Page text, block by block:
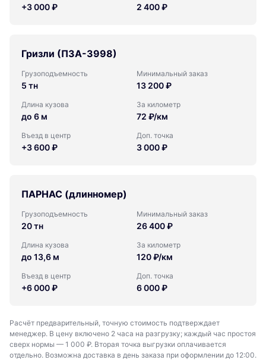
+3 000 ₽ 2 400 ₽
Гризли (ПЗА-3998)
Грузоподъемность
5 тн
Минимальный заказ
13 200 ₽
Длина кузова
до 6 м
За километр
72 ₽/км
Въезд в центр
+3 600 ₽
Доп. точка
3 000 ₽
ПАРНАС (длинномер)
Грузоподъемность
20 тн
Минимальный заказ
26 400 ₽
Длина кузова
до 13,6 м
За километр
120 ₽/км
Въезд в центр
+6 000 ₽
Доп. точка
6 000 ₽
Расчёт предварительный, точную стоимость подтверждает
менеджер. В цену включено 2 часа на разгрузку; каждый час простоя
сверх нормы — 1 000 ₽. Вторая точка выгрузки оплачивается
отдельно. Возможна доставка в день заказа при оформлении до 12:00.